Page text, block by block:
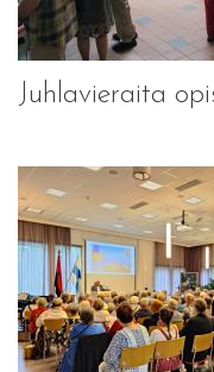
Juhlavieraita